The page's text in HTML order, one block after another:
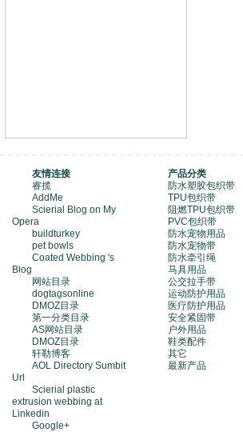
友情连接
睿揽
AddMe
Scierial Blog on My
Opera
buildturkey
pet bowls
Coated Webbing 's
Blog
网站目录
dogtagsonline
DMOZ目录
第一分类目录
AS网站目录
DMOZ目录
轩勒博客
AOL Directory Sumbit
Url
Scierial plastic
extrusion webbing at
Linkedin
Google+
产品分类
防水塑胶包织带
TPU包织带
阻燃TPU包织带
PVC包织带
防水宠物用品
防水宠物带
防水牵引绳
马具用品
公交拉手带
运动防护用品
医疗防护用品
安全紧固带
户外用品
鞋类配件
其它
最新产品